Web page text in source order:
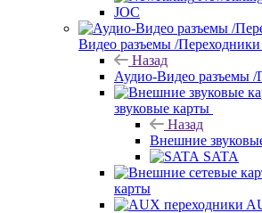
JOC
Видео разъемы /Переходники
Назад
Аудио-Видео разъемы /
звуковые карты
Назад
Внешние
SATA
карты